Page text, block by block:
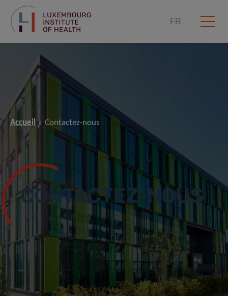
FR
Accueil Contactez-nous
CONTACTEZ-NOUS